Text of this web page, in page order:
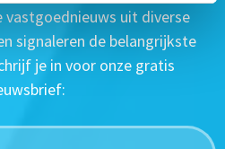
uit diverse
signaleren de belangrijkste
je in voor onze gratis